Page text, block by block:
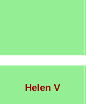
Helen V